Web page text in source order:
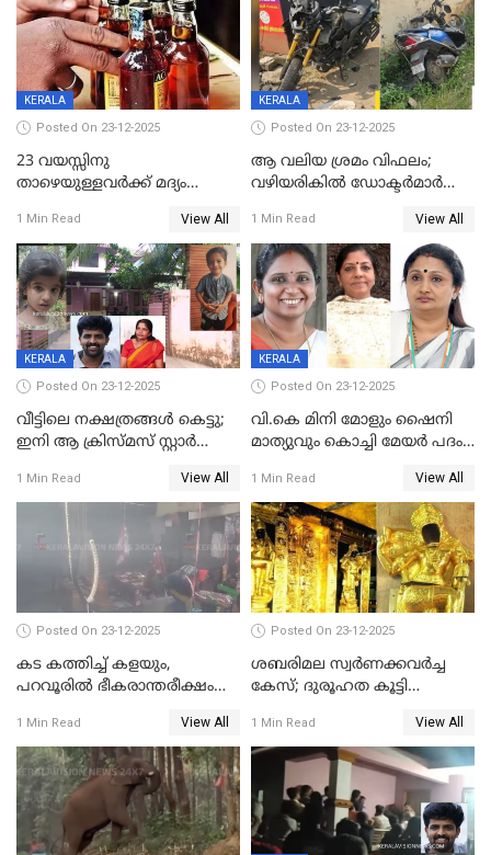
അതൃപ്തിയുമായി ദീപ്തി മേരി
വർഗീസ്
KERALA
Posted On 23-12-2025
23 വയസ്സിനു
താഴെയുള്ളവർക്ക് മദ്യം
നടപടി;സ്ഥാപനങ്ങൾക്കെതിരെ
രണ്ട് കേസുകൾ
1 Min Read View All
KERALA
Posted On 23-12-2025
ആ വലിയ ശ്രമം വിഫലം;
വഴിയരികില്‍ ‌ഡോക്ടര്‍മാര്‍
മരണത്തിന് കീഴടങ്ങി
1 Min Read View All
KERALA
Posted On 23-12-2025
വീട്ടിലെ നക്ഷത്രങ്ങൾ കെട്ടു;
ഇനി ആ ക്രിസ്മസ് സ്റ്റാർ
വേണ്ടിയുള്ള
പിടിവലിക്കിടയിൽ
അപ്പൂപ്പനെതിരെ പോക്സോ
കേസ് ഒടുവിൽ 4 ജീവനുകൾ
പൊലിഞ്ഞു
1 Min Read View All
KERALA
Posted On 23-12-2025
വി.കെ മിനി മോളും ഷൈനി
മാത്യുവും കൊച്ചി മേയർ പദം
മേയറാകില്ല
1 Min Read View All
Posted On 23-12-2025
കട കത്തിച്ച് കളയും,
പറവൂരില്‍ ഭീകരാന്തരീക്ഷം
1 Min Read View All
Posted On 23-12-2025
ശബരിമല സ്വര്‍ണക്കവര്‍ച്ച
കേസ്; ദുരൂഹത കൂട്ടി
1 Min Read View All